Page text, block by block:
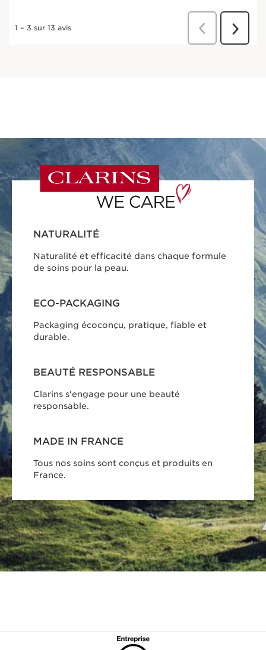
NATURALITÉ
Naturalité et efficacité dans chaque formule
de soins pour la peau.
ECO-PACKAGING
Packaging écoconçu, pratique, fiable et
durable.
BEAUTÉ RESPONSABLE
Clarins s'engage pour une beauté
responsable.
MADE IN FRANCE
Tous nos soins sont conçus et produits en
France.